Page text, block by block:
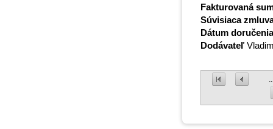
Fakturovaná
Súvisiaca
Dátum doručenia
Dodávateľ